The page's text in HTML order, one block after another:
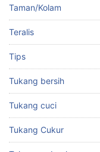
Taman/Kolam
Teralis
Tips
Tukang bersih
Tukang cuci
Tukang Cukur